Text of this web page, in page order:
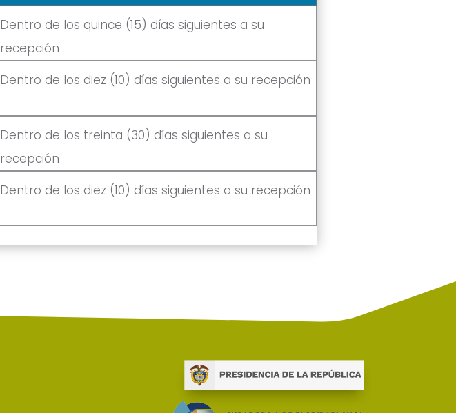
Dentro de los quince (15) días siguientes a su
recepción
Dentro de los diez (10) días siguientes a su recepción
Dentro de los treinta (30) días siguientes a su
recepción
Dentro de los diez (10) días siguientes a su recepción